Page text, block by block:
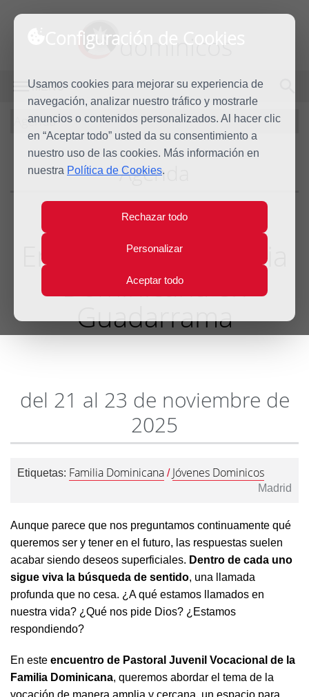
Configuración de Cookies
Usamos cookies para mejorar su experiencia de
navegación, analizar nuestro tráfico y mostrarle
anuncios o contenidos personalizados. Al hacer clic
en “Aceptar todo” usted da su consentimiento a
nuestro uso de las cookies. Más información en
nuestra Política de Cookies.
Rechazar todo
Personalizar
Aceptar todo
dominicos
MENÚ
Agenda
Agenda
Encuentro PJV Familia
Dominicana en
Guadarrama
del 21 al 23 de noviembre de
2025
Etiquetas: Familia Dominicana / Jóvenes Dominicos
Madrid
Aunque parece que nos preguntamos continuamente qué
queremos ser y tener en el futuro, las respuestas suelen
acabar siendo deseos superficiales. Dentro de cada uno
sigue viva la búsqueda de sentido, una llamada
profunda que no cesa. ¿A qué estamos llamados en
nuestra vida? ¿Qué nos pide Dios? ¿Estamos
respondiendo?
En este encuentro de Pastoral Juvenil Vocacional de la
Familia Dominicana, queremos abordar el tema de la
vocación de manera amplia y cercana, un espacio para